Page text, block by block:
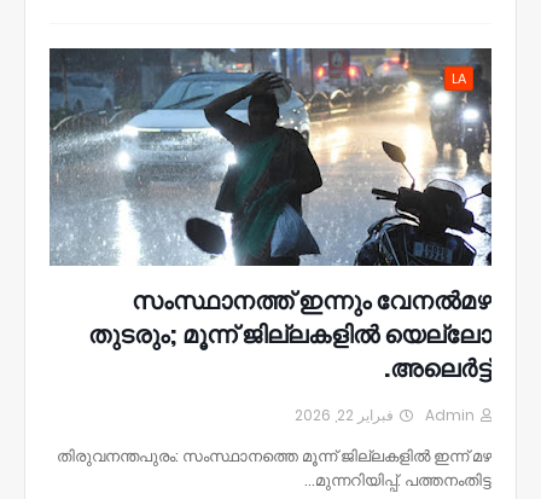
LA
സംസ്ഥാനത്ത് ഇന്നും വേനൽമഴ
തുടരും; മൂന്ന് ജില്ലകളിൽ യെല്ലോ
അലെർട്ട്.
Admin فبراير 22, 2026
തിരുവനന്തപുരം: സംസ്ഥാനത്തെ മൂന്ന് ജില്ലകളിൽ ഇന്ന് മഴ
മുന്നറിയിപ്പ്. പത്തനംതിട്ട…